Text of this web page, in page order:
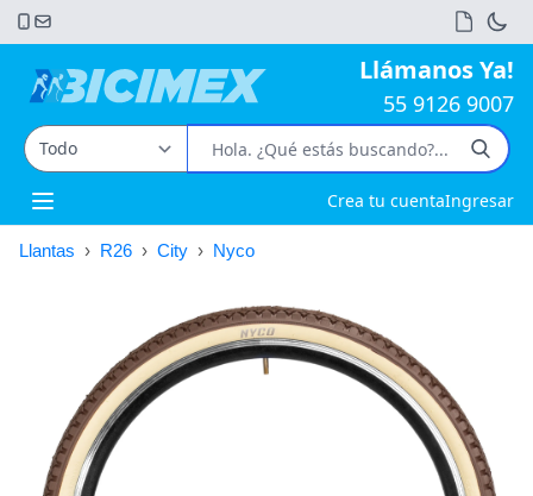
Llámanos Ya!
55 9126 9007
Open main menu Crea tu cuentaIngresar
Llantas › R26 › City › Nyco